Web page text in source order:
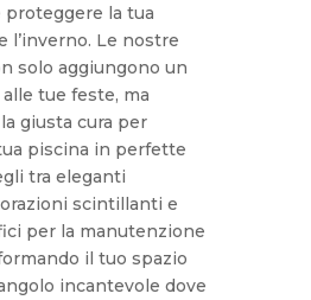
la tua
l’inverno. Le nostre
solo aggiungono un
tue feste, ma
giusta cura per
piscina in perfette
tra eleganti
scintillanti e
per la manutenzione
il tuo spazio
incantevole dove